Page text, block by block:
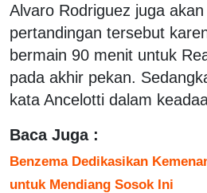
Alvaro Rodriguez juga
pertandingan tersebut
bermain 90 menit untuk
pada akhir pekan.
kata Ancelotti dalam
Baca Juga :
Benzema Dedikasikan
untuk Mendiang Sosok Ini